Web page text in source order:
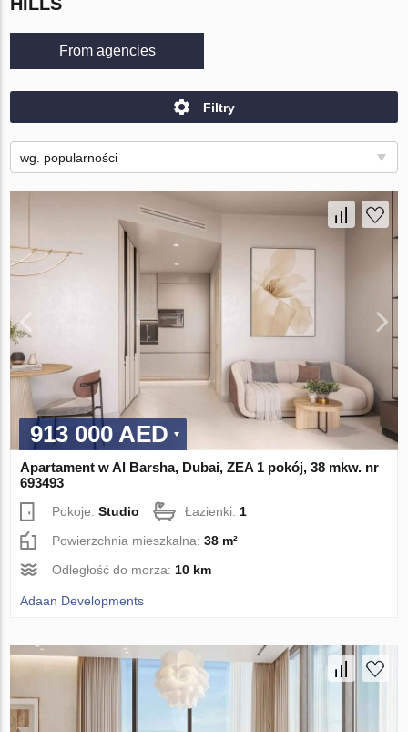
From agencies
Filtry
wg. popularności
913 000 AED
Apartament w Al Barsha, Dubai, ZEA 1 pokój, 38 mkw. nr
693493
Pokoje:Studio Łazienki: 1
Powierzchnia mieszkalna:38 m²
Odległość do morza: 10 km
Adaan Developments